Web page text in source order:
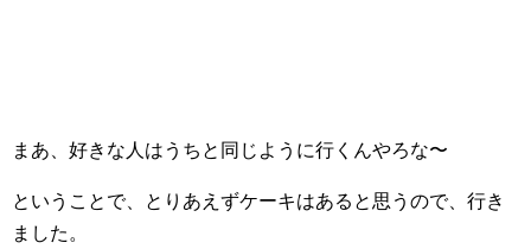
まあ、好きな人はうちと同じように行くんやろな〜
ということで、とりあえずケーキはあると思うので、行き
ました。